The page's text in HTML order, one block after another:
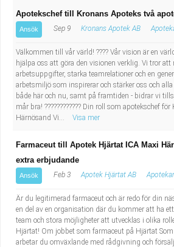
Apotekschef till Kronans Apoteks två
Ansök Sep 9 Kronans Apotek AB
Välkommen till vår värld! ???? Vår vision är en
hjälpa oss att göra den visionen verklig. Vi tror
arbetsuppgifter, starka teamrelationer och en
arbetsmiljö som inspirerar och stärker oss och
både här och nu, samt på framtiden - bidrar vi
mår bra! ???????????? Din roll som apotekschef
Härnösand Vi...
Visa mer
Farmaceut till Apotek Hjärtat ICA Maxi
extra erbjudande
Ansök Feb 3 Apotek Hjärtat AB
Är du legitimerad farmaceut och är redo för din
en del av en organisation där du kommer att ha
team och stora möjligheter att utvecklas i olika
Hjärtat! Om jobbet som farmaceut på Hjärtat
arbetar du omväxlande med rådgivning och